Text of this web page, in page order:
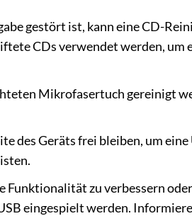
gestört ist, kann eine CD-
CDs verwendet werden, um
Mikrofasertuch gereinigt
des Geräts frei bleiben, um
zu verbessern
eingespielt werden.